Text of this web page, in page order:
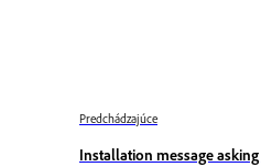
Predchádzajúce
Installation message